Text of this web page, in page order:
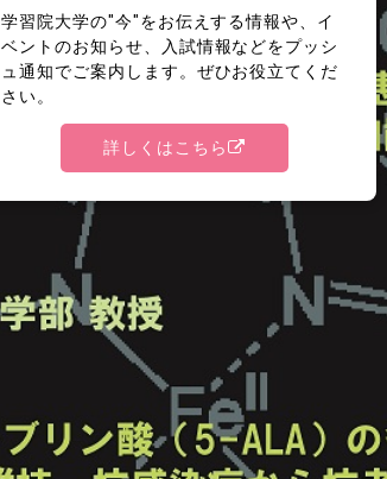
学習院大学の"今"をお伝えする情報や、イ
ベントのお知らせ、入試情報などをプッシ
ュ通知でご案内します。ぜひお役立てくだ
さい。
詳しくはこちら